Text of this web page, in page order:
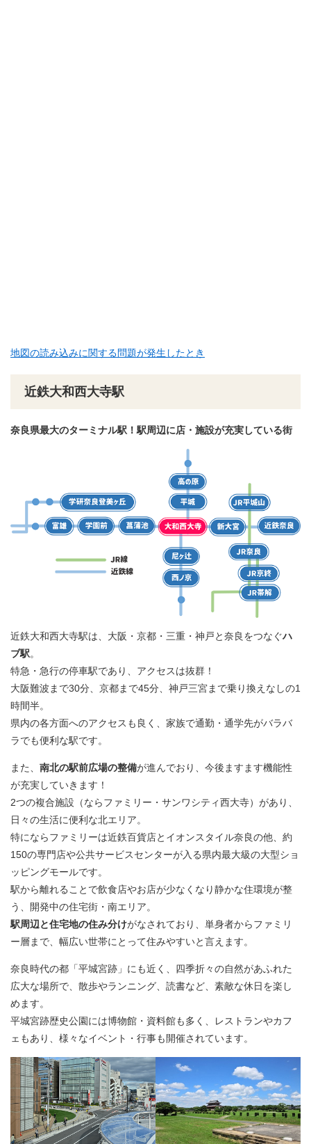
地図の読み込みに関する問題が発生したとき
近鉄大和西大寺駅
奈良県最大のターミナル駅​！駅周辺に店・施設が充実している街
近鉄大和西大寺駅は、大阪・京都・三重・神戸と奈良をつなぐハ
ブ駅。
特急・急行の停車駅であり、アクセスは抜群！
大阪難波まで30分、京都まで45分、神戸三宮まで乗り換えなしの1
時間半。
県内の各方面へのアクセスも良く、家族で通勤・通学先がバラバ
ラでも便利な駅です。
また、 南北の駅前広場の整備が進んでおり、今後ますます機能性
が充実していきます！
2つの複合施設（ならファミリー・サンワシティ西大寺）があり、
日々の生活に便利な北エリア。
特にならファミリーは近鉄百貨店とイオンスタイル奈良の他、約
150の専門店や公共サービスセンターが入る県内最大級の大型ショ
ッピングモールです。
駅から離れることで飲食店やお店が少なくなり静かな住環境が整
う、開発中の住宅街・南エリア。​
駅周辺と住宅地の住み分けがなされており、単身者からファミリ
ー層まで、幅広い世帯にとって住みやすいと言えます。
奈良時代の都「平城宮跡」にも近く、四季折々の自然があふれた
広大な場所で、散歩やランニング、読書など、素敵な休日を楽し
めます。
平城宮跡歴史公園には博物館・資料館も多く、レストランやカフ
ェもあり、様々なイベント・行事も開催されています。